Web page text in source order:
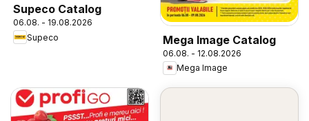
Supeco Catalog
06.08. - 19.08.2026
Supeco
Mega Image Catalog
06.08. - 12.08.2026
Mega Image